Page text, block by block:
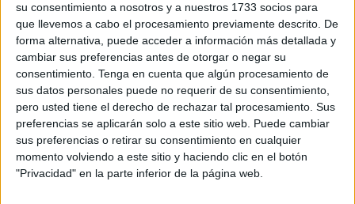
su consentimiento a nosotros y a nuestros 1733 socios para
que llevemos a cabo el procesamiento previamente descrito. De
forma alternativa, puede acceder a información más detallada y
cambiar sus preferencias antes de otorgar o negar su
consentimiento. Tenga en cuenta que algún procesamiento de
sus datos personales puede no requerir de su consentimiento,
pero usted tiene el derecho de rechazar tal procesamiento. Sus
preferencias se aplicarán solo a este sitio web. Puede cambiar
sus preferencias o retirar su consentimiento en cualquier
momento volviendo a este sitio y haciendo clic en el botón
"Privacidad" en la parte inferior de la página web.
Una jornada habitual depescaconvertida en tragedia. Así
ha sido lo ocurrido con este hombre de 43 años que de
estaren la playa de Belionesal amanecer, haciendo lo
que siempre hacía, pasó a paradero desconocido en
cuestión de minutos.
Su familia deja claro que no se trata de ningún cruce
clandestino como ocurre con tantos jóvenes ymenores
que nadan hacia Ceuta con la esperanza de una mejor